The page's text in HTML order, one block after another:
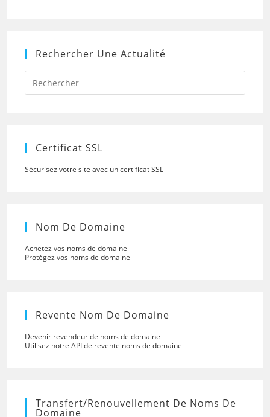
Rechercher Une Actualité
Press
to
Certificat SSL
Sécurisez votre site avec un certificat SSL
Nom De Domaine
Achetez vos noms de domaine
Protégez vos noms de domaine
Revente Nom De Domaine
Devenir revendeur de noms de domaine
Utilisez notre API de revente noms de domaine
Transfert/renouvellement De Noms De
Domaine